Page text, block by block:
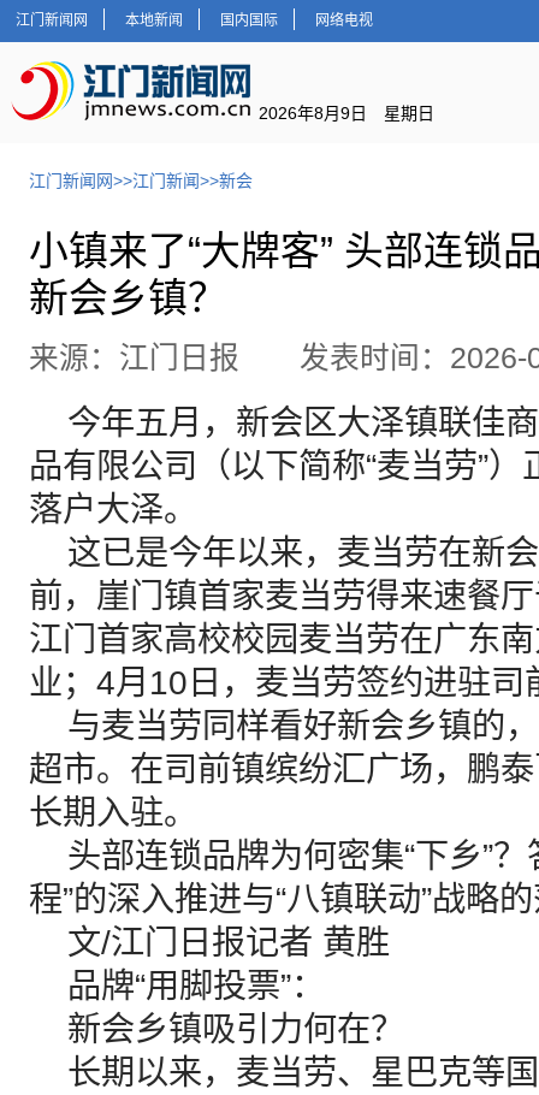
江门新闻网 本地新闻 国内国际 网络电视
2026年8月9日 星期日
江门新闻网>>江门新闻>>新会
小镇来了“大牌客” 头部连锁
新会乡镇？
来源：江门日报 发表时间：
今年五月，新会区大泽镇联佳
品有限公司（以下简称“麦当劳”
落户大泽。
这已是今年以来，麦当劳在新
前，崖门镇首家麦当劳得来速餐
江门首家高校校园麦当劳在广东
业；4月10日，麦当劳签约进驻司
与麦当劳同样看好新会乡镇的
超市。在司前镇缤纷汇广场，鹏
长期入驻。
头部连锁品牌为何密集“下乡”？
程”的深入推进与“八镇联动”战略
文/江门日报记者 黄胜
品牌“用脚投票”：
新会乡镇吸引力何在？
长期以来，麦当劳、星巴克等